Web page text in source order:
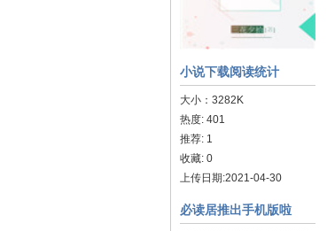
小说下载阅读统计
大小：3282K
热度: 401
推荐: 1
收藏: 0
上传日期:2021-04-30
必读居推出手机版啦